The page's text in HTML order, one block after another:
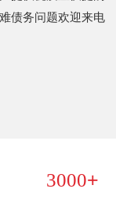
债务问题欢迎来电
3000+